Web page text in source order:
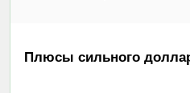
Плюсы сильного